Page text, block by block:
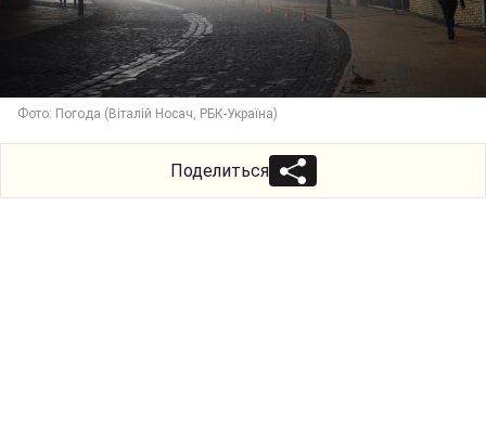
Фото: Погода (Віталій Носач, РБК-Україна)
Поделиться